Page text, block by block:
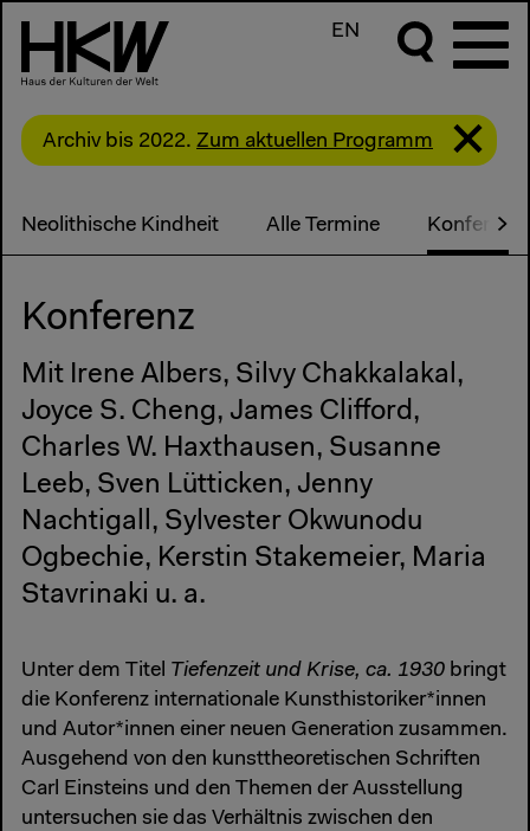
EN
Archiv bis 2022. Zum aktuellen Programm
Neolithische Kindheit Alle Termine Konferenz
Konferenz
Mit Irene Albers, Silvy Chakkalakal,
Joyce S. Cheng, James Clifford,
Charles W. Haxthausen, Susanne
Leeb, Sven Lütticken, Jenny
Nachtigall, Sylvester Okwunodu
Ogbechie, Kerstin Stakemeier, Maria
Stavrinaki u. a.
Unter dem Titel Tiefenzeit und Krise, ca. 1930 bringt
die Konferenz internationale Kunsthistoriker*innen
und Autor*innen einer neuen Generation zusammen.
Ausgehend von den kunsttheoretischen Schriften
Carl Einsteins und den Themen der Ausstellung
untersuchen sie das Verhältnis zwischen den